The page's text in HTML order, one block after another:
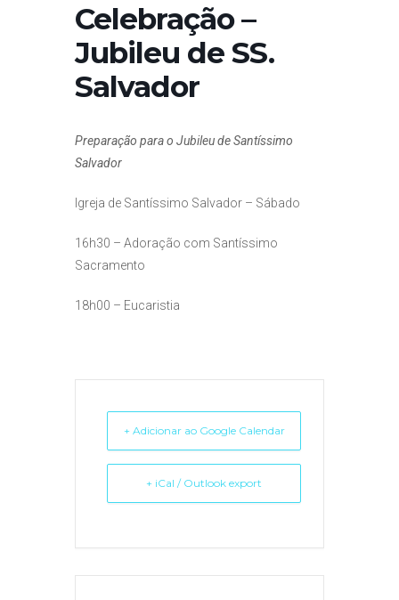
Celebração –
Jubileu de SS.
Salvador
Preparação para o Jubileu de Santíssimo
Salvador
Igreja de Santíssimo Salvador – Sábado
16h30 – Adoração com Santíssimo
Sacramento
18h00 – Eucaristia
+ Adicionar ao Google Calendar
+ iCal / Outlook export